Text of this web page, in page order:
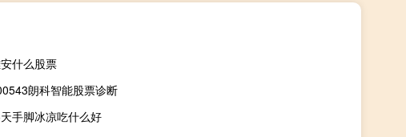
什么股票
朗科智能股票诊断
手脚冰凉吃什么好